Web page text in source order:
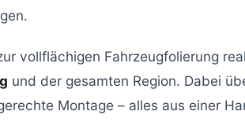
vollflächigen Fahrzeugfolierung
und der gesamten Region. Dabei
Montage – alles aus einer